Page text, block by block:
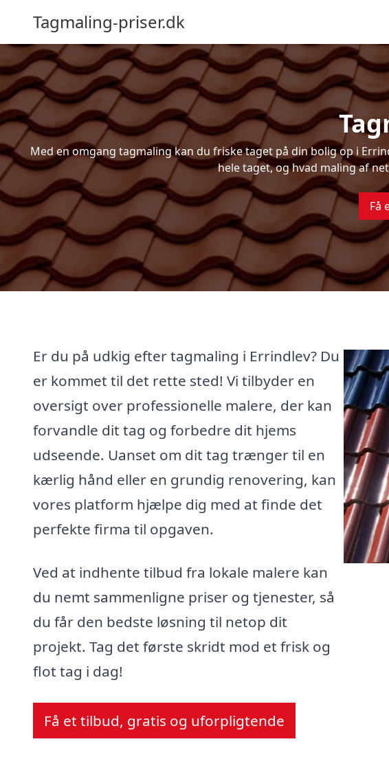
Tagmaling-priser.dk
Med en omgang tagmaling kan du friske taget på din bolig op i
hele taget, og hvad maling af
Få
Er du på udkig efter tagmaling i Errindlev? Du
er kommet til det rette sted! Vi tilbyder en
oversigt over professionelle malere, der kan
forvandle dit tag og forbedre dit hjems
udseende. Uanset om dit tag trænger til en
kærlig hånd eller en grundig renovering, kan
vores platform hjælpe dig med at finde det
perfekte firma til opgaven.
Ved at indhente tilbud fra lokale malere kan
du nemt sammenligne priser og tjenester, så
du får den bedste løsning til netop dit
projekt. Tag det første skridt mod et frisk og
flot tag i dag!
Få et tilbud, gratis og uforpligtende